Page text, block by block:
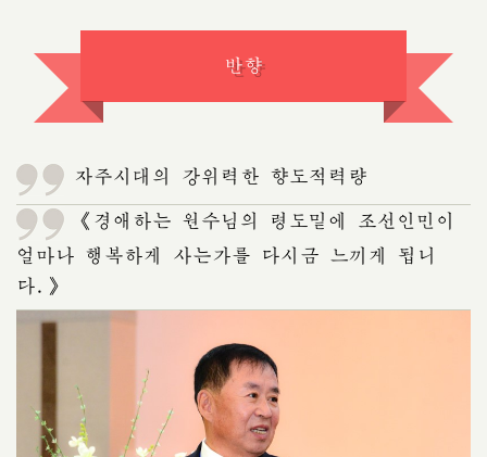
반향
자주시대의 강위력한 향도적력량
《경애하는 원수님의 령도밑에 조선인민이
얼마나 행복하게 사는가를 다시금 느끼게 됩니
다.》